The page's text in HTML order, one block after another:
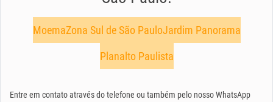
MoemaZona Sul de São PauloJardim Panorama
Planalto Paulista
Entre em contato através do telefone ou também pelo nosso WhatsApp